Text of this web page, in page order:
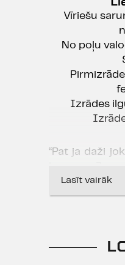
Vīriešu
No poļu
Izrādes
“Pat ja daži
kopumā
truls, ne
Līga Ulberte,
Lasīt vairāk